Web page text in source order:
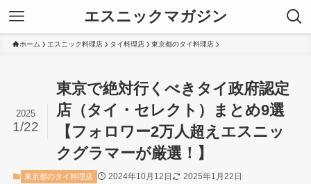
エスニックマガジン
ホーム エスニック料理店 タイ料理店 東京都のタイ料理店
東京で絶対行くべきタイ政府認定
店（タイ・セレクト）まとめ9選
【フォロワー2万人超えエスニッ
クグラマーが厳選！】
2025
1/22
東京都のタイ料理店 2024年10月12日 2025年1月22日